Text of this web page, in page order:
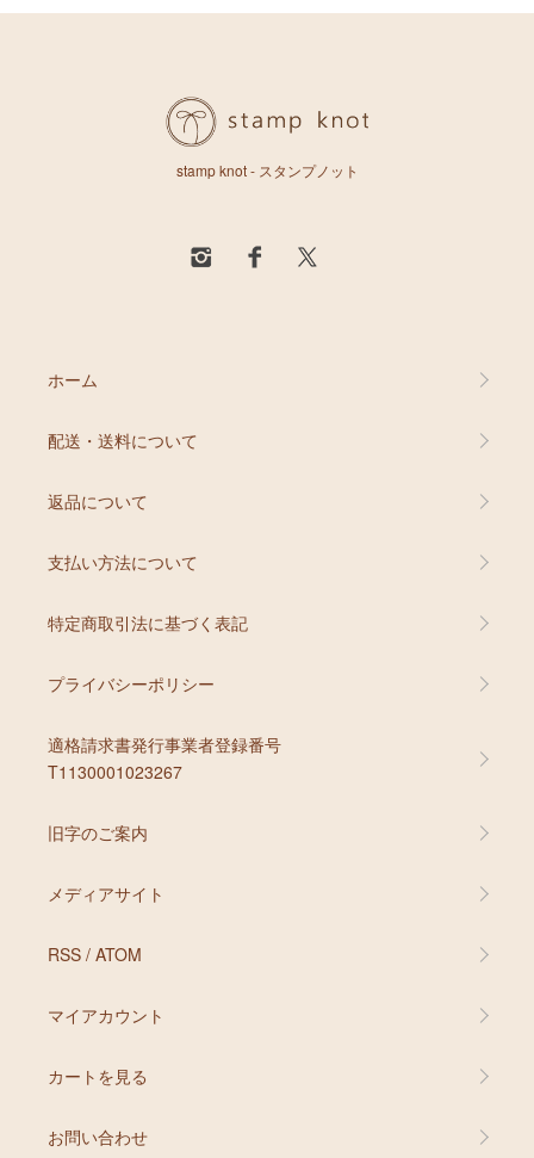
stamp knot - スタンプノット
ホーム
配送・送料について
返品について
支払い方法について
特定商取引法に基づく表記
プライバシーポリシー
適格請求書発行事業者登録番号
T1130001023267
旧字のご案内
メディアサイト
RSS / ATOM
マイアカウント
カートを見る
お問い合わせ